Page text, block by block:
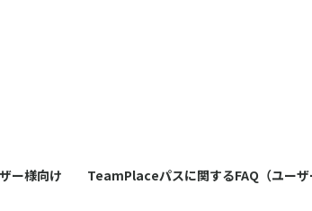
ー様向け TeamPlaceパスに関するFAQ（ユーザ